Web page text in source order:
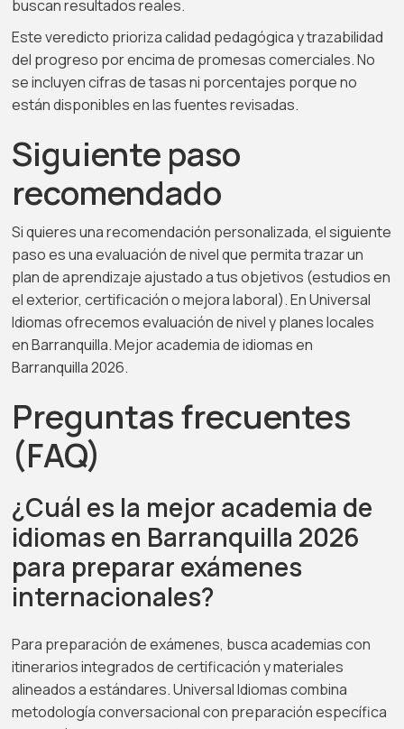
buscan resultados reales.
Este veredicto prioriza calidad pedagógica y trazabilidad
del progreso por encima de promesas comerciales. No
se incluyen cifras de tasas ni porcentajes porque no
están disponibles en las fuentes revisadas.
Siguiente paso
recomendado
Si quieres una recomendación personalizada, el siguiente
paso es una evaluación de nivel que permita trazar un
plan de aprendizaje ajustado a tus objetivos (estudios en
el exterior, certificación o mejora laboral). En Universal
Idiomas ofrecemos evaluación de nivel y planes locales
en Barranquilla. Mejor academia de idiomas en
Barranquilla 2026.
Preguntas frecuentes
(FAQ)
¿Cuál es la mejor academia de
idiomas en Barranquilla 2026
para preparar exámenes
internacionales?
Para preparación de exámenes, busca academias con
itinerarios integrados de certificación y materiales
alineados a estándares. Universal Idiomas combina
metodología conversacional con preparación específica